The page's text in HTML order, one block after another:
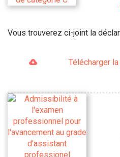
Vous trouverez ci-joint la
Télécharger